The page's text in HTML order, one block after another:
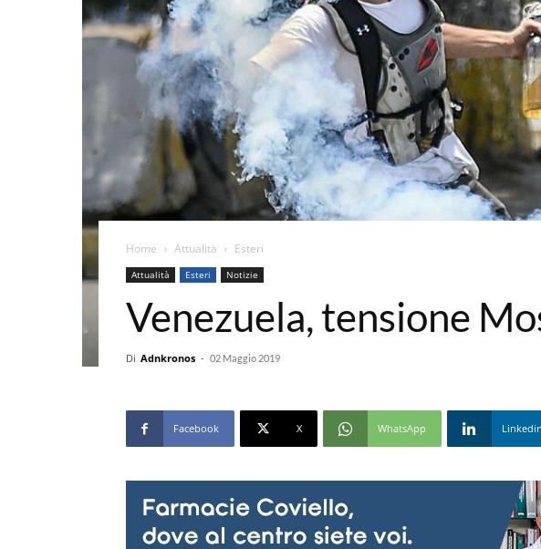
Home Attualità Esteri
Attualità Esteri Notizie
Venezuela, tensione
Di Adnkronos - 02 Maggio 2019
Facebook X WhatsApp Linkedin